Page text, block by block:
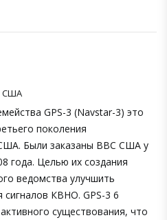
США
GPS-3 (Navstar-3) это
поколения
Были заказаны ВВС США у
года. Целью их создания
ведомства улучшить
сигналов КВНО. GPS-3 6
существования, что